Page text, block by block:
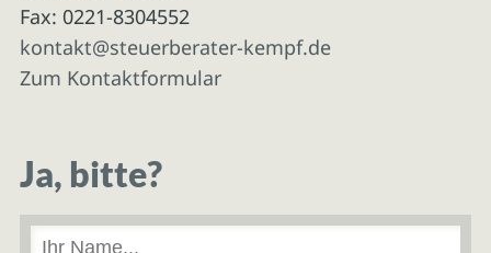
Fax: 0221-8304552
kontakt@steuerberater-kempf.de
Zum Kontaktformular
Ja, bitte?